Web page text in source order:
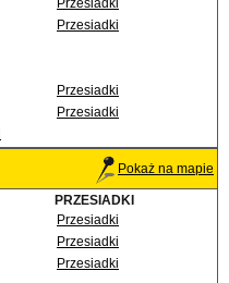
Przesiadki
Przesiadki
Przesiadki
Przesiadki
Pokaż na mapie
PRZESIADKI
Przesiadki
Przesiadki
Przesiadki